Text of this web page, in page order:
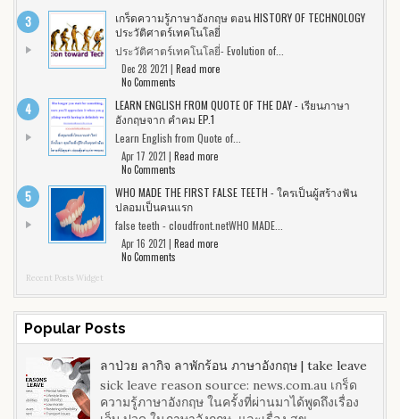
เกร็ดความรู้ภาษาอังกฤษ ตอน HISTORY OF TECHNOLOGY
ประวัติศาตร์เทคโนโลยี่
ประวัติศาตร์เทคโนโลยี่- Evolution of...
Dec 28 2021 | Read more
No Comments
LEARN ENGLISH FROM QUOTE OF THE DAY - เรียนภาษา
อังกฤษจาก คำคม EP.1
Learn English from Quote of...
Apr 17 2021 | Read more
No Comments
WHO MADE THE FIRST FALSE TEETH - ใครเป็นผู้สร้างฟัน
ปลอมเป็นคนแรก
false teeth - cloudfront.netWHO MADE...
Apr 16 2021 | Read more
No Comments
Recent Posts Widget
Popular Posts
ลาป่วย ลากิจ ลาพักร้อน ภาษาอังกฤษ | take leave
sick leave reason source: news.com.au เกร็ด
ความรู้ภาษาอังกฤษ ในครั้งที่ผ่านมาได้พูดถึงเรื่อง